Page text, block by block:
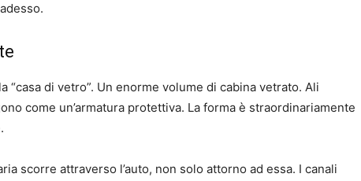
“casa di vetro”. Un enorme volume di cabina vetrato. Ali
come un’armatura protettiva. La forma è straordinariamente
scorre attraverso l’auto, non solo attorno ad essa. I canali